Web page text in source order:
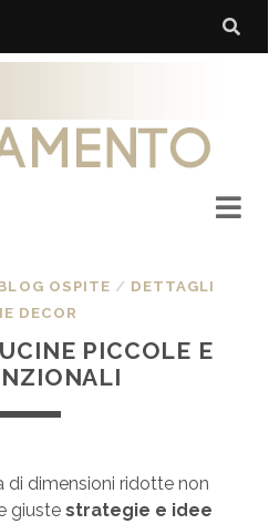
OSPITE / DETTAGLI
DECOR
PICCOLE E
di dimensioni ridotte non
giuste strategie e idee